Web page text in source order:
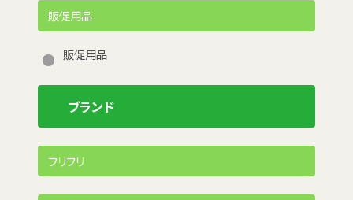
販促用品
販促用品
ブランド
フリフリ